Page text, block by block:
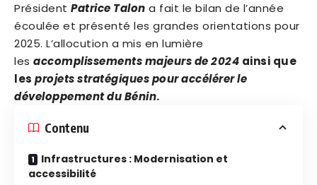
Président Patrice Talon a fait le bilan de l’année
écoulée et présenté les grandes orientations pour
2025. L’allocution a mis en lumière
les accomplissements majeurs de 2024 ainsi que
les projets stratégiques pour accélérer le
développement du Bénin.
Contenu
Infrastructures : Modernisation et
accessibilité